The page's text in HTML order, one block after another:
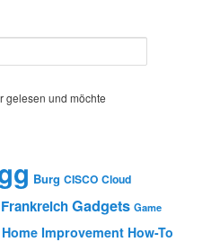
gelesen und möchte
Burg CISCO Cloud
FrankreichGadgets Game
Home Improvement How-To